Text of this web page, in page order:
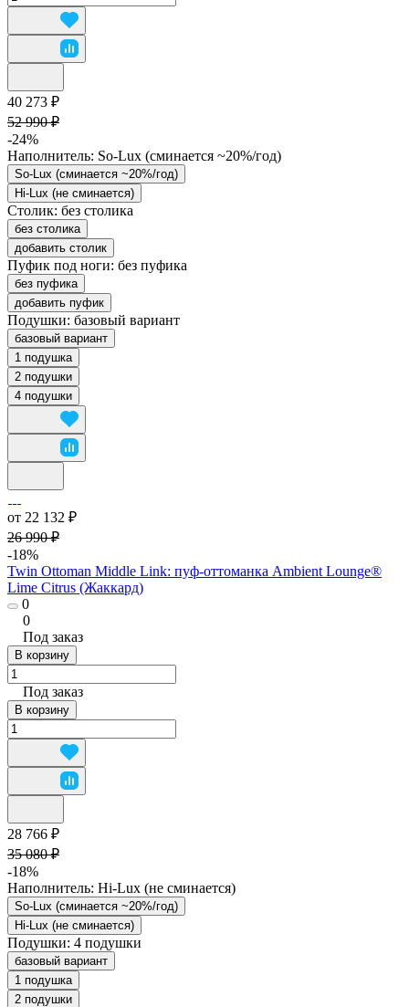
40 273 ₽
52 990 ₽
-24%
Наполнитель: So-Lux (cминается ~20%/год)
So-Lux (cминается ~20%/год)
Hi-Lux (не сминается)
Столик: без столика
без столика
добавить столик
Пуфик под ноги: без пуфика
без пуфика
добавить пуфик
Подушки: базовый вариант
базовый вариант
1 подушка
2 подушки
4 подушки
от 22 132 ₽
26 990 ₽
-18%
Twin Ottoman Middle Link: пуф-оттоманка Ambient Lounge®
Lime Citrus (Жаккард)
0
0
Под заказ
В корзину
Под заказ
В корзину
28 766 ₽
35 080 ₽
-18%
Наполнитель: Hi-Lux (не сминается)
So-Lux (cминается ~20%/год)
Hi-Lux (не сминается)
Подушки: 4 подушки
базовый вариант
1 подушка
2 подушки